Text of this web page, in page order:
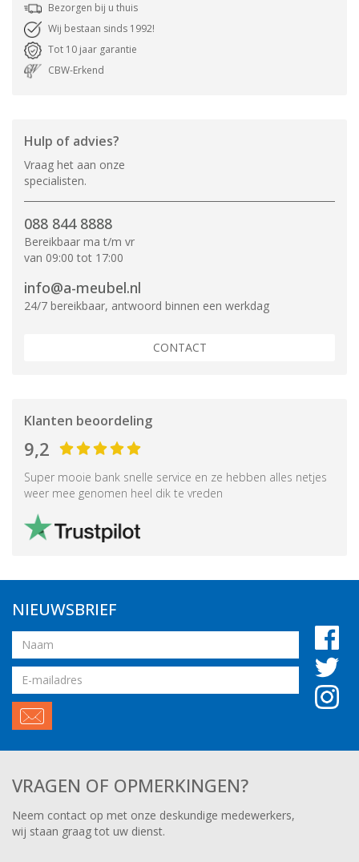
Bezorgen bij u thuis
Wij bestaan sinds 1992!
Tot 10 jaar garantie
CBW-Erkend
Hulp of advies?
Vraag het aan onze
specialisten.
088 844 8888
Bereikbaar ma t/m vr
van 09:00 tot 17:00
info@a-meubel.nl
24/7 bereikbaar, antwoord binnen een werkdag
CONTACT
Klanten beoordeling
9,2
Super mooie bank snelle service en ze hebben alles netjes
weer mee genomen heel dik te vreden
NIEUWSBRIEF
Naam
Email
VRAGEN OF OPMERKINGEN?
Neem contact op met onze deskundige medewerkers,
wij staan graag tot uw dienst.